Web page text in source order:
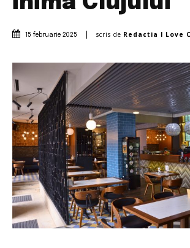
15 februarie 2025 scris de Redactia I Love